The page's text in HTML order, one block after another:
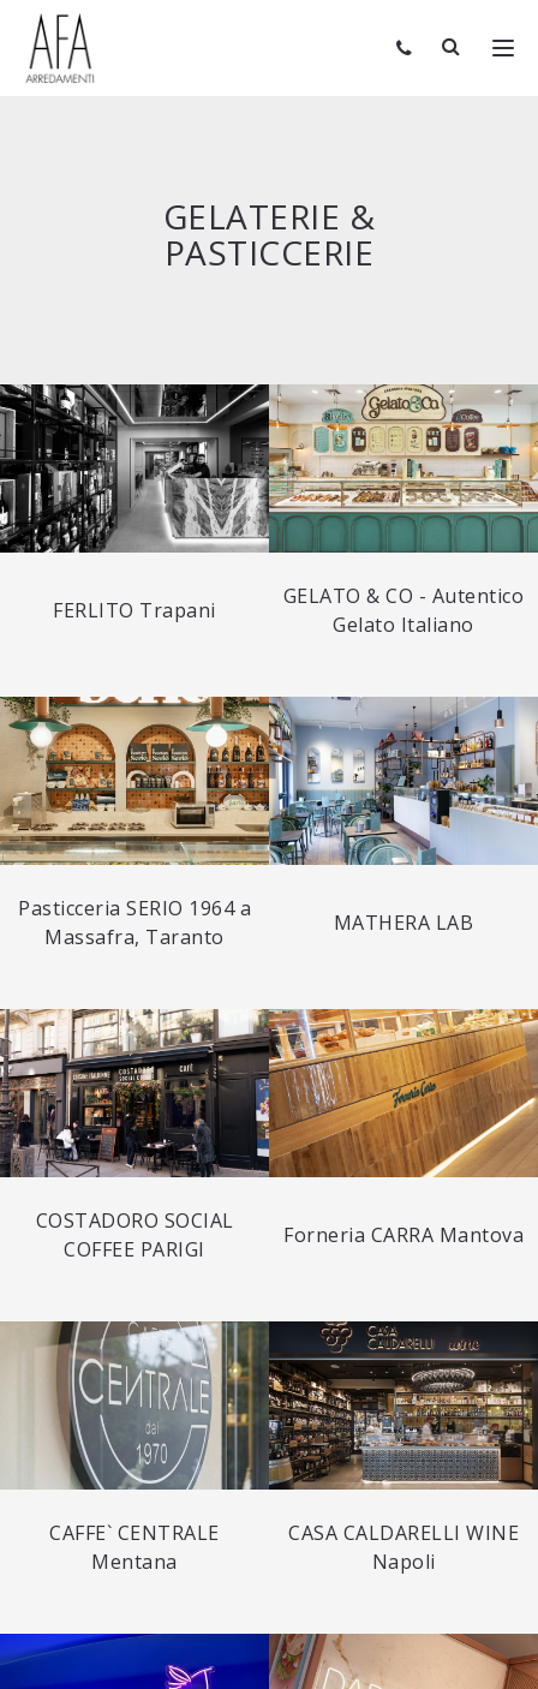
GELATERIE &
PASTICCERIE
FERLITO Trapani
GELATO & CO - Autentico
Gelato Italiano
Pasticceria SERIO 1964 a
Massafra, Taranto
MATHERA LAB
COSTADORO SOCIAL
COFFEE PARIGI
Forneria CARRA Mantova
CAFFE` CENTRALE
Mentana
CASA CALDARELLI WINE
Napoli